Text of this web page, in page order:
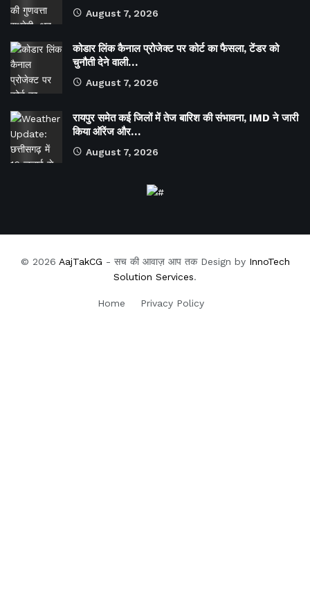
August 7, 2026
कोडार लिंक कैनाल प्रोजेक्ट पर कोर्ट का फैसला, टेंडर को
चुनौती देने वाली…
August 7, 2026
रायपुर समेत कई जिलों में तेज बारिश की संभावना, IMD ने जारी
किया ऑरेंज और…
August 7, 2026
© 2026 AajTakCG - सच की आवाज़ आप तक Design by InnoTech
Solution Services.
Home Privacy Policy